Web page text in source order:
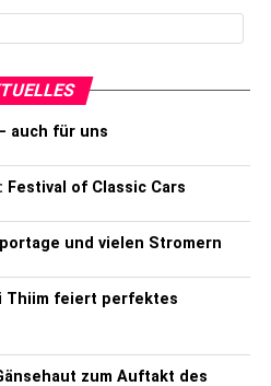
auch für uns
of Classic Cars
und vielen Stromern
Thiim feiert perfektes
zum Auftakt des